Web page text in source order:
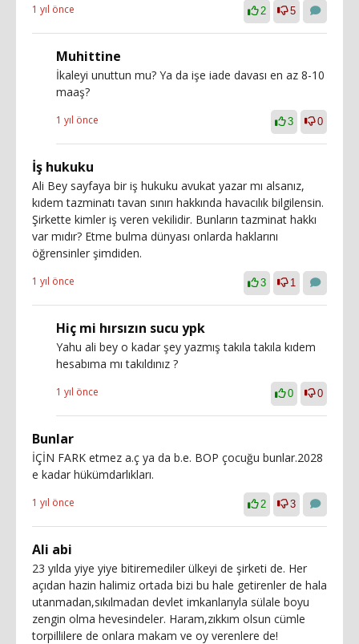
1 yıl önce 2 5
Muhittine
İkaleyi unuttun mu? Ya da işe iade davası en az 8-10
maaş?
1 yıl önce 3 0
İş hukuku
Ali Bey sayfaya bir iş hukuku avukat yazar mı alsanız,
kıdem tazminatı tavan sınırı hakkında havacılık bilgilensin.
Şirkette kimler iş veren vekilidir. Bunların tazminat hakkı
var mıdır? Etme bulma dünyası onlarda haklarını
öğrensinler şimdiden.
1 yıl önce 3 1
Hiç mi hırsızın sucu ypk
Yahu ali bey o kadar şey yazmış takıla takıla kıdem
hesabıma mı takıldınız ?
1 yıl önce 0 0
Bunlar
İÇİN FARK etmez a.ç ya da b.e. BOP çocuğu bunlar.2028
e kadar hükümdarlıkları.
1 yıl önce 2 3
Ali abi
23 yılda yiye yiye bitiremediler ülkeyi de şirketi de. Her
açıdan hazin halimiz ortada bizi bu hale getirenler de hala
utanmadan,sıkılmadan devlet imkanlarıyla sülale boyu
zengin olma hevesindeler. Haram,zıkkım olsun cümle
torpillilere de onlara makam ve oy verenlere de!